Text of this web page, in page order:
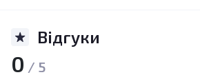
Відгуки
0 / 5